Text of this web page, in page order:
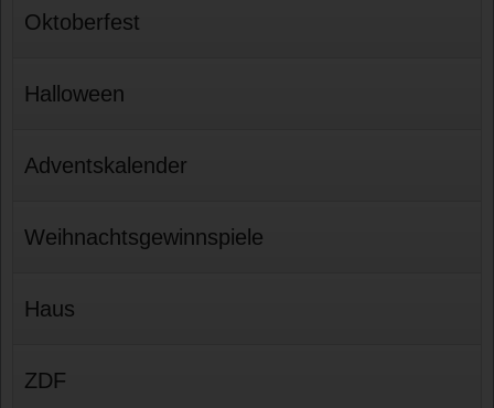
Oktoberfest
Halloween
Adventskalender
Weihnachtsgewinnspiele
Haus
ZDF